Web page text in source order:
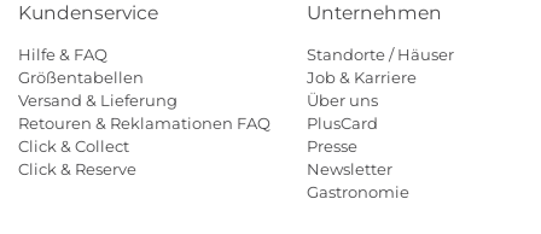
Kundenservice
Hilfe & FAQ
Größentabellen
Versand & Lieferung
Retouren & Reklamationen FAQ
Click & Collect
Click & Reserve
Unternehmen
Standorte / Häuser
Job & Karriere
Über uns
PlusCard
Presse
Newsletter
Gastronomie